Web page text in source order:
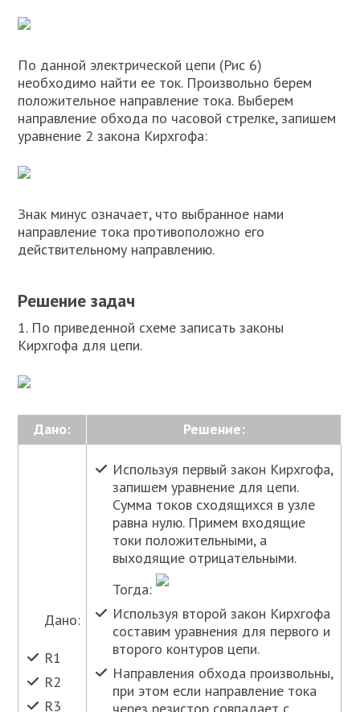
По данной электрической цепи (Рис 6)
необходимо найти ее ток. Произвольно берем
положительное направление тока. Выберем
направление обхода по часовой стрелке, запишем
уравнение 2 закона Кирхгофа:
Знак минус означает, что выбранное нами
направление тока противоположно его
действительному направлению.
Решение задач
1. По приведенной схеме записать законы
Кирхгофа для цепи.
Дано: Решение:
Дано:
R1
R2
R3
Используя первый закон Кирхгофа,
запишем уравнение для цепи.
Сумма токов сходящихся в узле
равна нулю. Примем входящие
токи положительными, а
выходящие отрицательными.
Тогда:
Используя второй закон Кирхгофа
составим уравнения для первого и
второго контуров цепи.
Направления обхода произвольны,
при этом если направление тока
через резистор совпадает с